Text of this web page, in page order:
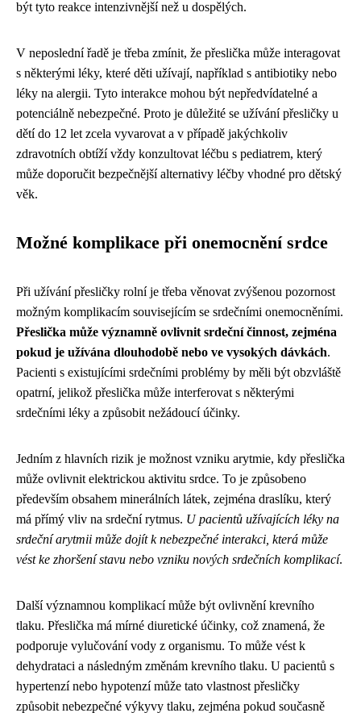
být tyto reakce intenzivnější než u dospělých.
V neposlední řadě je třeba zmínit, že přeslička může interagovat
s některými léky, které děti užívají, například s antibiotiky nebo
léky na alergii. Tyto interakce mohou být nepředvídatelné a
potenciálně nebezpečné. Proto je důležité se užívání přesličky u
dětí do 12 let zcela vyvarovat a v případě jakýchkoliv
zdravotních obtíží vždy konzultovat léčbu s pediatrem, který
může doporučit bezpečnější alternativy léčby vhodné pro dětský
věk.
Možné komplikace při onemocnění srdce
Při užívání přesličky rolní je třeba věnovat zvýšenou pozornost
možným komplikacím souvisejícím se srdečními onemocněními.
Přeslička může významně ovlivnit srdeční činnost, zejména
pokud je užívána dlouhodobě nebo ve vysokých dávkách.
Pacienti s existujícími srdečními problémy by měli být obzvláště
opatrní, jelikož přeslička může interferovat s některými
srdečními léky a způsobit nežádoucí účinky.
Jedním z hlavních rizik je možnost vzniku arytmie, kdy přeslička
může ovlivnit elektrickou aktivitu srdce. To je způsobeno
především obsahem minerálních látek, zejména draslíku, který
má přímý vliv na srdeční rytmus. U pacientů užívajících léky na
srdeční arytmii může dojít k nebezpečné interakci, která může
vést ke zhoršení stavu nebo vzniku nových srdečních komplikací.
Další významnou komplikací může být ovlivnění krevního
tlaku. Přeslička má mírné diuretické účinky, což znamená, že
podporuje vylučování vody z organismu. To může vést k
dehydrataci a následným změnám krevního tlaku. U pacientů s
hypertenzí nebo hypotenzí může tato vlastnost přesličky
způsobit nebezpečné výkyvy tlaku, zejména pokud současně